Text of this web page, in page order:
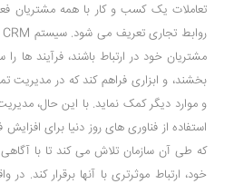
تعاملات یک کسب و کار با همه مشتریان
مشتریان خود در ارتباط باشند، فرآیند ها
بخشند، و ابزاری فراهم کند که در مدیریت
و موارد دیگر کمک نماید. با این حال،
استفاده از فناوری ‌های روز دنیا برای
که طی آن سازمان تلاش می ‌کند تا با آگاهی
خود، ارتباط موثرتری با آنها برقرار کند. در